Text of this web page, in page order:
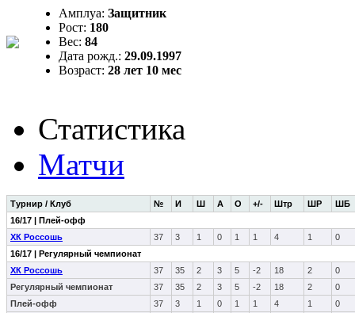
Амплуа: Защитник
Рост: 180
Вес: 84
Дата рожд.: 29.09.1997
Возраст: 28 лет 10 мес
Статистика
Матчи
Турнир / Клуб № И Ш А О +/- Штр ШР ШБ
16/17 | Плей-офф
ХК Россошь
37 3 1 0 1 1 4 1
0
16/17 | Регулярный чемпионат
ХК Россошь
37 35 2 3 5 -2 18 2
0
Регулярный чемпионат
37 35 2 3 5 -2 18 2
0
Плей-офф
37 3 1 0 1 1 4 1
0